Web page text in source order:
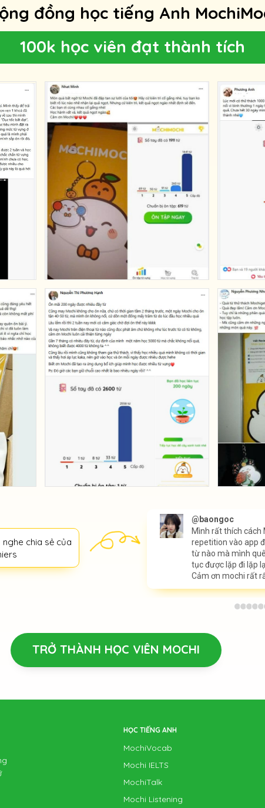
Mình rất thích cách
repetition vào app
từ nào mà mình
tục được lặp đi lặp
Cảm ơn mochi rất
@baongoc
Lộ trình cá nhân siêu
không cần có thêm
học theo những gì
Cảm ơn đội ngũ
ý kiến và cải thiện
TRỞ THÀNH HỌC VIÊN MOCHI
đồng học tiếng Anh
100k học viên đạt thành tích
nghe chia sẻ của
HỌC TIẾNG ANH
MochiVocab
Mochi Listening
Mochi IELTS
MochiTalk